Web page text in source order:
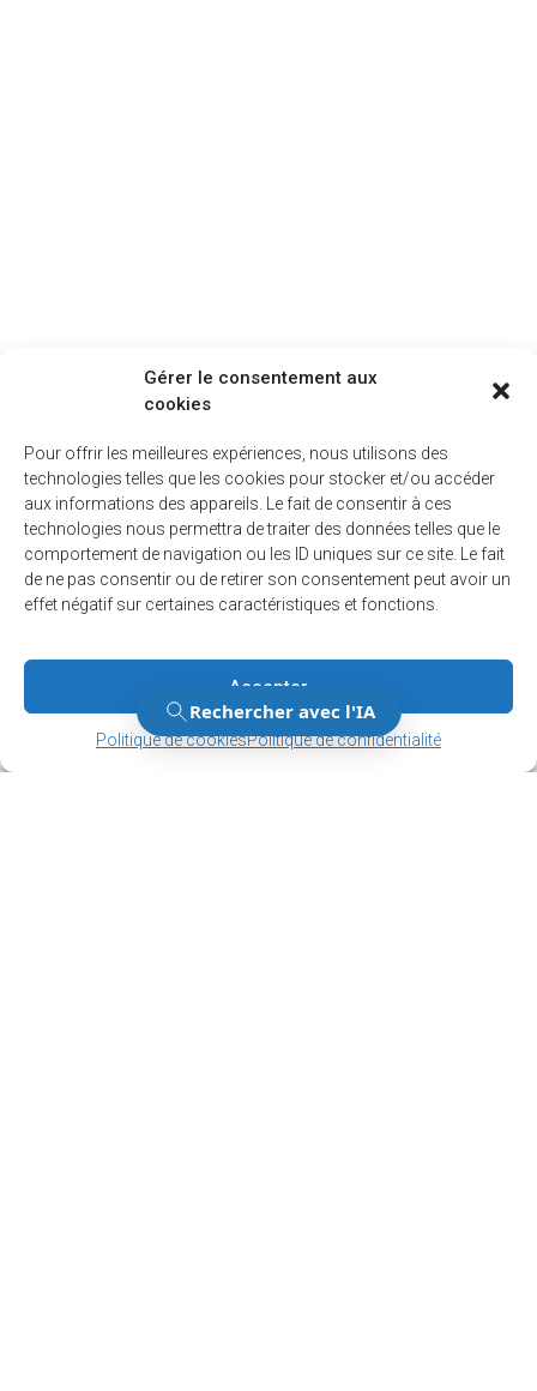
Gérer le consentement aux
cookies
Pour offrir les meilleures expériences, nous utilisons des
technologies telles que les cookies pour stocker et/ou accéder
aux informations des appareils. Le fait de consentir à ces
technologies nous permettra de traiter des données telles que le
comportement de navigation ou les ID uniques sur ce site. Le fait
de ne pas consentir ou de retirer son consentement peut avoir un
effet négatif sur certaines caractéristiques et fonctions.
Accepter
Politique de cookiesPolitique de confidentialité
Gérer le consentement
Gérer le consentement